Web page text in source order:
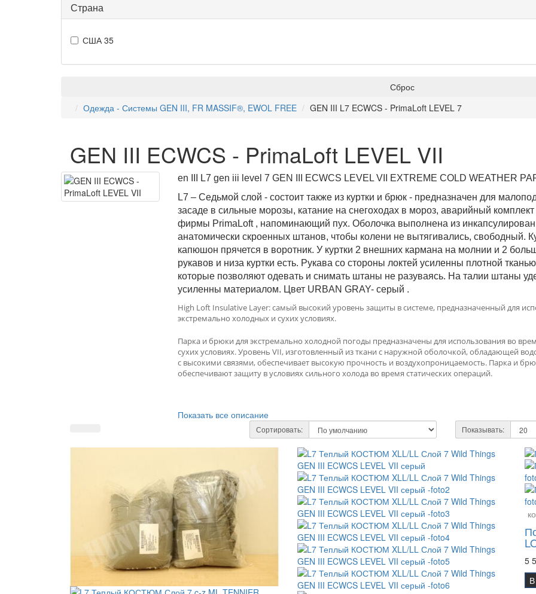
Страна
США 35
Сброс
Одежда - Системы GEN III, FR MASSIF®, EWOL FREE
GEN III L7 ECWCS - PrimaLoft LEVEL 7
GEN III ECWCS - PrimaLoft LEVEL VII
en III L7 gen iii level 7 GEN III ECWCS LEVEL VII EXTREME COLD WEATHER
L7 – Седьмой слой - состоит также из куртки и брюк - предназначен для
засаде в сильные морозы, катание на снегоходах в мороз, аварийный
фирмы PrimaLoft , напоминающий пух. Оболочка выполнена из
анатомически скроенных штанов, чтобы колени не вытягивались, свободный.
капюшон прячется в воротник. У куртки 2 внешних кармана на молнии и 2
рукавов и низа куртки есть. Рукава со стороны локтей усиленны плотной
которые позволяют одевать и снимать штаны не разуваясь. На талии штаны
усиленны материалом. Цвет URBAN GRAY- серый .
High Loft Insulative Layer: самый высокий уровень защиты в системе, предназначенный для
экстремально холодных и сухих условиях.
Парка и брюки для экстремально холодной погоды предназначены для использования во
сухих условиях.Уровень VII, изготовленный из ткани с наружной оболочкой, обладающей
с высокими связями, обеспечивает высокую прочность и воздухопроницаемость. Парка и
обеспечивают защиту в условиях сильного холода во время статических операций.
Показать все описание
Сортировать: Показывать:
5